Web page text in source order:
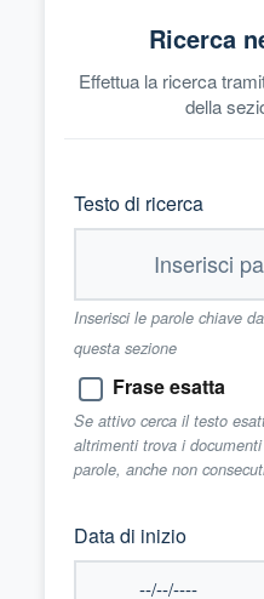
Ricerca
Effettua la ricerca
della
Testo di ricerca
Inserisci le parole chiave
questa sezione
Frase esatta
Se attivo cerca il testo
altrimenti trova i
parole, anche non
Data di inizio